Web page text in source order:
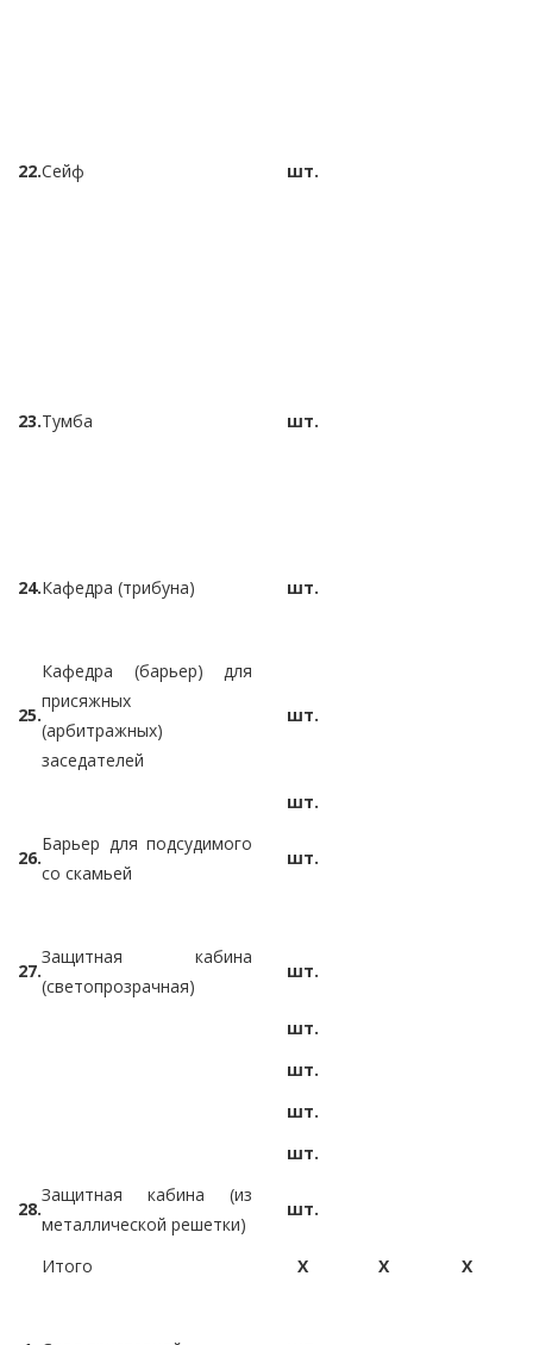
22.Сейф шт.
23.Тумба шт.
24.Кафедра (трибуна) шт.
25.
Кафедра (барьер) для
присяжных
(арбитражных)
заседателей
шт.
шт.
26.
Барьер для подсудимого
со скамьей
шт.
27.
Защитная кабина
(светопрозрачная)
шт.
шт.
шт.
шт.
шт.
28.
Защитная кабина (из
металлической решетки)
шт.
Итого X X X